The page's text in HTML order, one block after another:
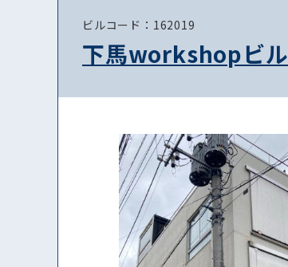
ビルコード：162019
下馬workshopビル